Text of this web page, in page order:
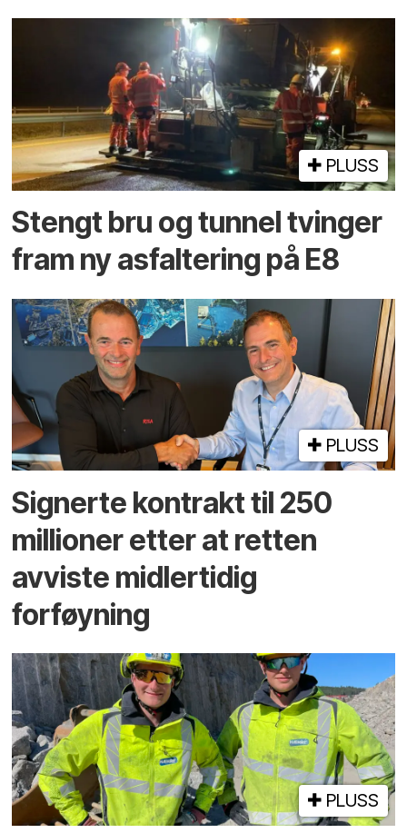
PLUSS
Stengt bru og tunnel tvinger
fram ny asfaltering på E8
PLUSS
Signerte kontrakt til 250
millioner etter at retten
avviste midlertidig
forføyning
PLUSS